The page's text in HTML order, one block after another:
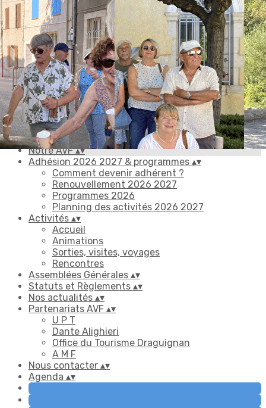
Exporter les lignes sélectionnées
Exporter toutes les colonnes
Exporter uniquement les colonnes affichées
Menu
Ajoutez un logo, un bouton, des réseaux sociaux
Cliquez pour éditer
Notre AVF▴▾
Adhésion 2026 2027 & programmes ▴▾
Comment devenir adhérent ?
Renouvellement 2026 2027
Programmes 2026
Planning des activités 2026 2027
Activités ▴▾
Accueil
Animations
Sorties, visites, voyages
Rencontres
Assemblées Générales ▴▾
Statuts et Règlements ▴▾
Nos actualités ▴▾
Partenariats AVF ▴▾
U P T
Dante Alighieri
Office du Tourisme Draguignan
A M F
Nous contacter ▴▾
Agenda ▴▾